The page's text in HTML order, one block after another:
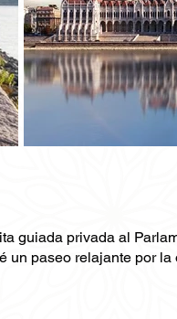
guiada privada al
paseo relajante por